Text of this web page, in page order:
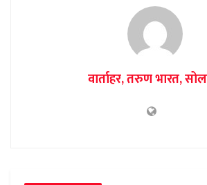
वार्ताहर, तरुण भारत,